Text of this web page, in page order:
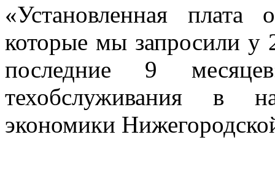
«Установленная плата
которые мы запросили у
последние 9
техобслуживания в
экономики